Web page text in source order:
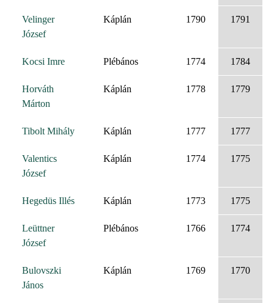
Velinger
József
Káplán 1790 1791
Kocsi Imre Plébános 1774 1784
Horváth
Márton
Káplán 1778 1779
Tibolt Mihály Káplán 1777 1777
Valentics
József
Káplán 1774 1775
Hegedüs Illés Káplán 1773 1775
Leüttner
József
Plébános 1766 1774
Bulovszki
János
Káplán 1769 1770